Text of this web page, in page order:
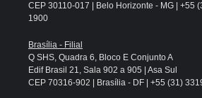
CEP 30110-017 | Belo Horizonte - MG | +55
1900
Brasília - Filial
Q SHS, Quadra 6, Bloco E Conjunto A
Edif Brasil 21, Sala 902 a 905 | Asa Sul
CEP 70316-902 | Brasília - DF | +55 (31)